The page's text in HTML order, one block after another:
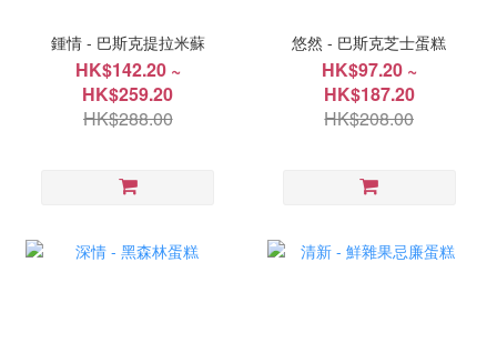
鍾情 - 巴斯克提拉米蘇
HK$142.20 ~
HK$259.20
HK$288.00
悠然 - 巴斯克芝士蛋糕
HK$97.20 ~
HK$187.20
HK$208.00